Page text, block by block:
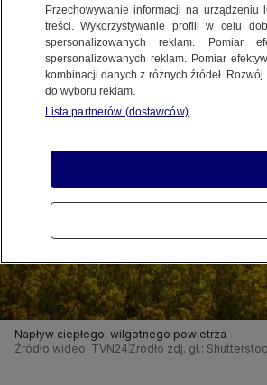
20.05.2024, 07:51
Udostępnij
Napływ ciepłego, wilgotnego powietrza
Źródło wideo: TVN24 Źródło zdj. gł.:
Przechowywanie informacji na
treści. Wykorzystywanie profili w celu
spersonalizowanych reklam. Pomiar
spersonalizowanych reklam. Pomiar
kombinacji danych z różnych źródeł.
do wyboru reklam.
Lista partnerów (dostawców)